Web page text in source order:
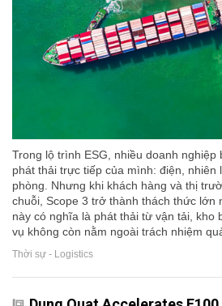
Trong lộ trình ESG, nhiều doanh nghiệp
phát thải trực tiếp của mình: điện, nhiên
phòng. Nhưng khi khách hàng và thị
chuỗi, Scope 3 trở thành thách thức lớn
này có nghĩa là phát thải từ vận tải, kho
vụ không còn nằm ngoài trách nhiệm
Thời sự - Logistics